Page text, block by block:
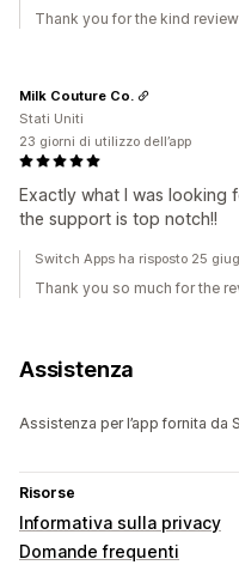
Thank you for the kind review
Exactly what I was looking
the support is top notch!!
Milk Couture Co.
Stati Uniti
23 giorni di utilizzo dell’app
Switch Apps ha risposto 25
Thank you so much for the
Assistenza
Assistenza per l’app fornita da
Risorse
Informativa sulla privacy
Domande frequenti